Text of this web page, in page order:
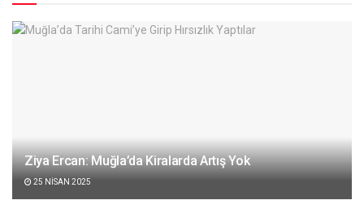
Ziya Ercan: Muğla’da Kiralarda Artış Yok
25 NISAN 2025